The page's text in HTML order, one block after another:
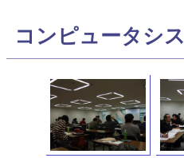
コンピュータシ